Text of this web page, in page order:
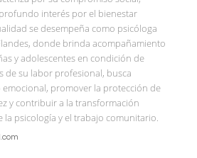
interés por el bienestar
se desempeña como psicóloga
donde brinda acompañamiento
y adolescentes en condición de
de su labor profesional, busca
promover la protección de
y contribuir a la transformación
la psicología y el trabajo comunitario.